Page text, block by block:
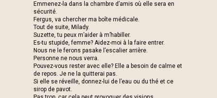
Emmenez-la dans la chambre d’amis où elle sera en
sécurité.
Fergus, va chercher ma boîte médicale.
Tout de suite, Milady.
Suzette, tu peux m’aider à m’habiller.
Es-tu stupide, femme? Aidez-moi à la faire entrer.
Nous ne le ferons pasake l’escalier arrière.
Personne ne nous verra.
Pouvez-vous rester avec elle? Elle a besoin de calme et
de repos. Je ne la quitterai pas.
Si elle se réveille, donnez-lui de l’eau ou du thé et ce
sirop de pavot.